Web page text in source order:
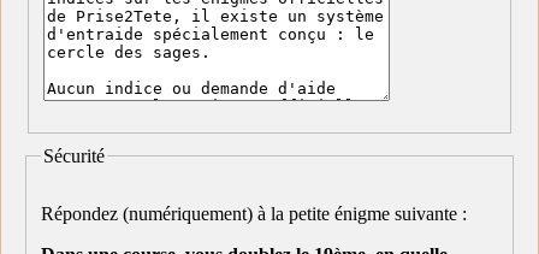
Sécurité
Répondez (numériquement) à la petite énigme suivante :